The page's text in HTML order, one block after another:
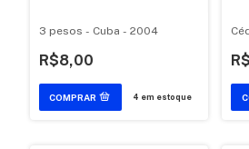
3 pesos - Cuba - 2004
R$8,00
4 em estoque